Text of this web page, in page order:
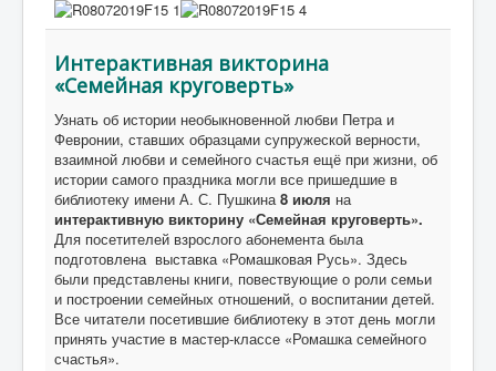
Интерактивная викторина
«Семейная круговерть»
Узнать об истории необыкновенной любви Петра и
Февронии, ставших образцами супружеской верности,
взаимной любви и семейного счастья ещё при жизни, об
истории самого праздника могли все пришедшие в
библиотеку имени А. С. Пушкина8 июля на
интерактивную викторину «Семейная круговерть».
Для посетителей взрослого абонемента была
подготовлена выставка «Ромашковая Русь». Здесь
были представлены книги, повествующие о роли семьи
и построении семейных отношений, о воспитании детей.
Все читатели посетившие библиотеку в этот день могли
принять участие в мастер-классе «Ромашка семейного
счастья».